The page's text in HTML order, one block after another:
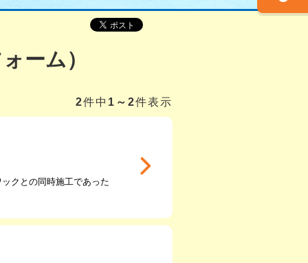
ーム）
2件中 1～2件表示
クとの同時施工であった